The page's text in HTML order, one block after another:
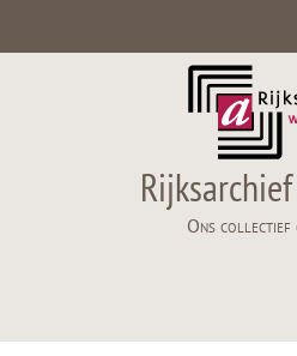
Ons collectief